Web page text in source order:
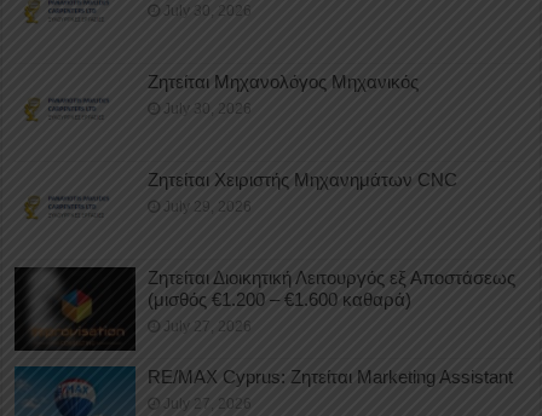
July 30, 2026
Ζητείται Μηχανολόγος Μηχανικός
July 30, 2026
Ζητείται Χειριστής Μηχανημάτων CNC
July 29, 2026
Ζητείται Διοικητική Λειτουργός εξ Αποστάσεως
(μισθός €1.200 – €1.600 καθαρά)
July 27, 2026
RE/MAX Cyprus: Ζητείται Marketing Assistant
July 27, 2026